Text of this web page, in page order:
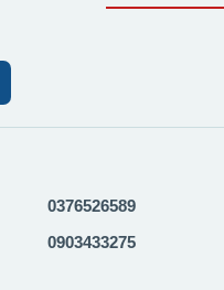
0376526589
0903433275